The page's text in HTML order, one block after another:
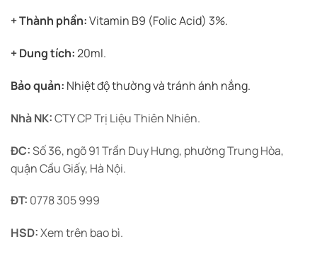
+ Thành phần:Vitamin B9 (Folic Acid) 3%.
+ Dung tích:20ml.
Bảo quản: Nhiệt độ thường và tránh ánh nắng.
Nhà NK:CTY CP Trị Liệu Thiên Nhiên.
ĐC:Số 36, ngõ 91 Trần Duy Hưng, phường Trung Hòa,
quận Cầu Giấy, Hà Nội.
ĐT: 0778 305 999
HSD:Xem trên bao bì.